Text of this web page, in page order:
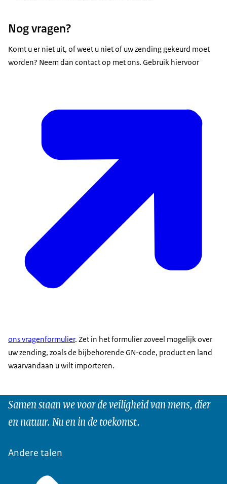
Nog vragen?
Komt u er niet uit, of weet u niet of uw zending gekeurd moet
worden? Neem dan contact op met ons. Gebruik hiervoor
ons vragenformulier. Zet in het formulier zoveel mogelijk over
uw zending, zoals de bijbehorende GN-code, product en land
waarvandaan u wilt importeren.
Samen staan we voor de veiligheid van mens, dier
en natuur. Nu en in de toekomst.
Andere talen